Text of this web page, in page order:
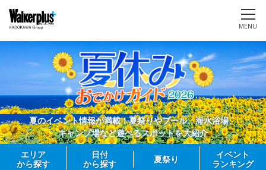
MENU
夏のイベント情報が満載！夏祭りやプール、海水浴場、
キャンプ場など遊べるスポットを大紹介
エリア
から探す
日付
から探す
夏祭り
イベント
ランキング